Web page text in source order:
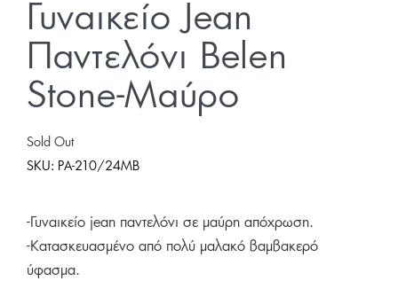
Γυναικείο Jean
Παντελόνι Belen
Stone-Μαύρο
Sold Out
SKU: PA-210/24MB
-Γυναικείο jean παντελόνι σε μαύρη απόχρωση.
-Κατασκευασμένο από πολύ μαλακό βαμβακερό
ύφασμα.